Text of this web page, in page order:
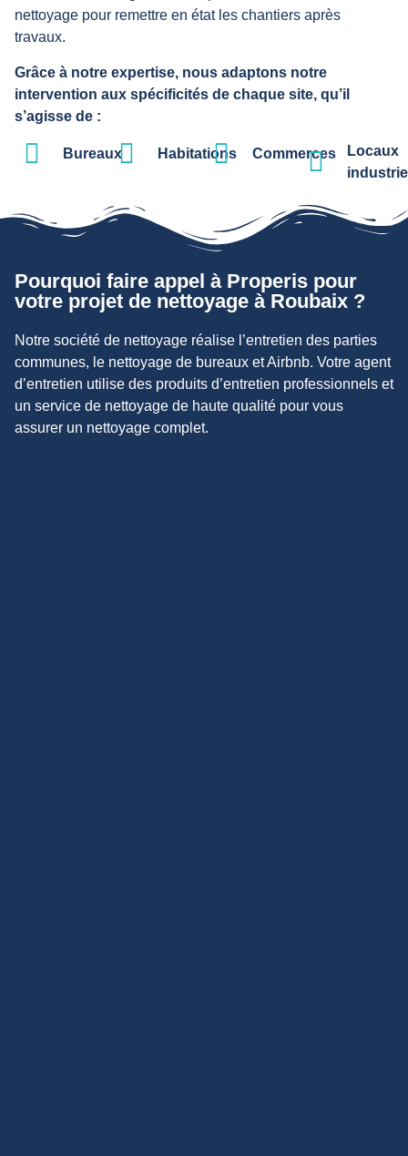
nettoyage pour remettre en état les chantiers après
travaux.
Grâce à notre expertise, nous adaptons notre
intervention aux spécificités de chaque site, qu’il
s’agisse de :
Bureaux Habitations Commerces
Locaux
Pourquoi faire appel à Properis pour
votre projet de nettoyage à Roubaix ?
Notre société de nettoyage réalise l’entretien des parties
communes, le nettoyage de bureaux et Airbnb. Votre agent
d’entretien utilise des produits d’entretien professionnels et
un service de nettoyage de haute qualité pour vous
assurer un nettoyage complet.